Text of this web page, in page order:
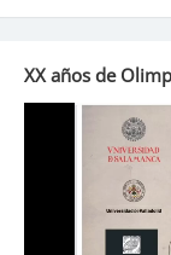
XX años de
Reproductor